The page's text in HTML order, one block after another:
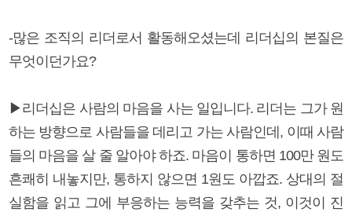
-많은 조직의 리더로서 활동해오셨는데 리더십의 본질은
무엇이던가요?
▶리더십은 사람의 마음을 사는 일입니다. 리더는 그가 원
하는 방향으로 사람들을 데리고 가는 사람인데, 이때 사람
들의 마음을 살 줄 알아야 하죠. 마음이 통하면 100만 원도
흔쾌히 내놓지만, 통하지 않으면 1원도 아깝죠. 상대의 절
실함을 읽고 그에 부응하는 능력을 갖추는 것, 이것이 진